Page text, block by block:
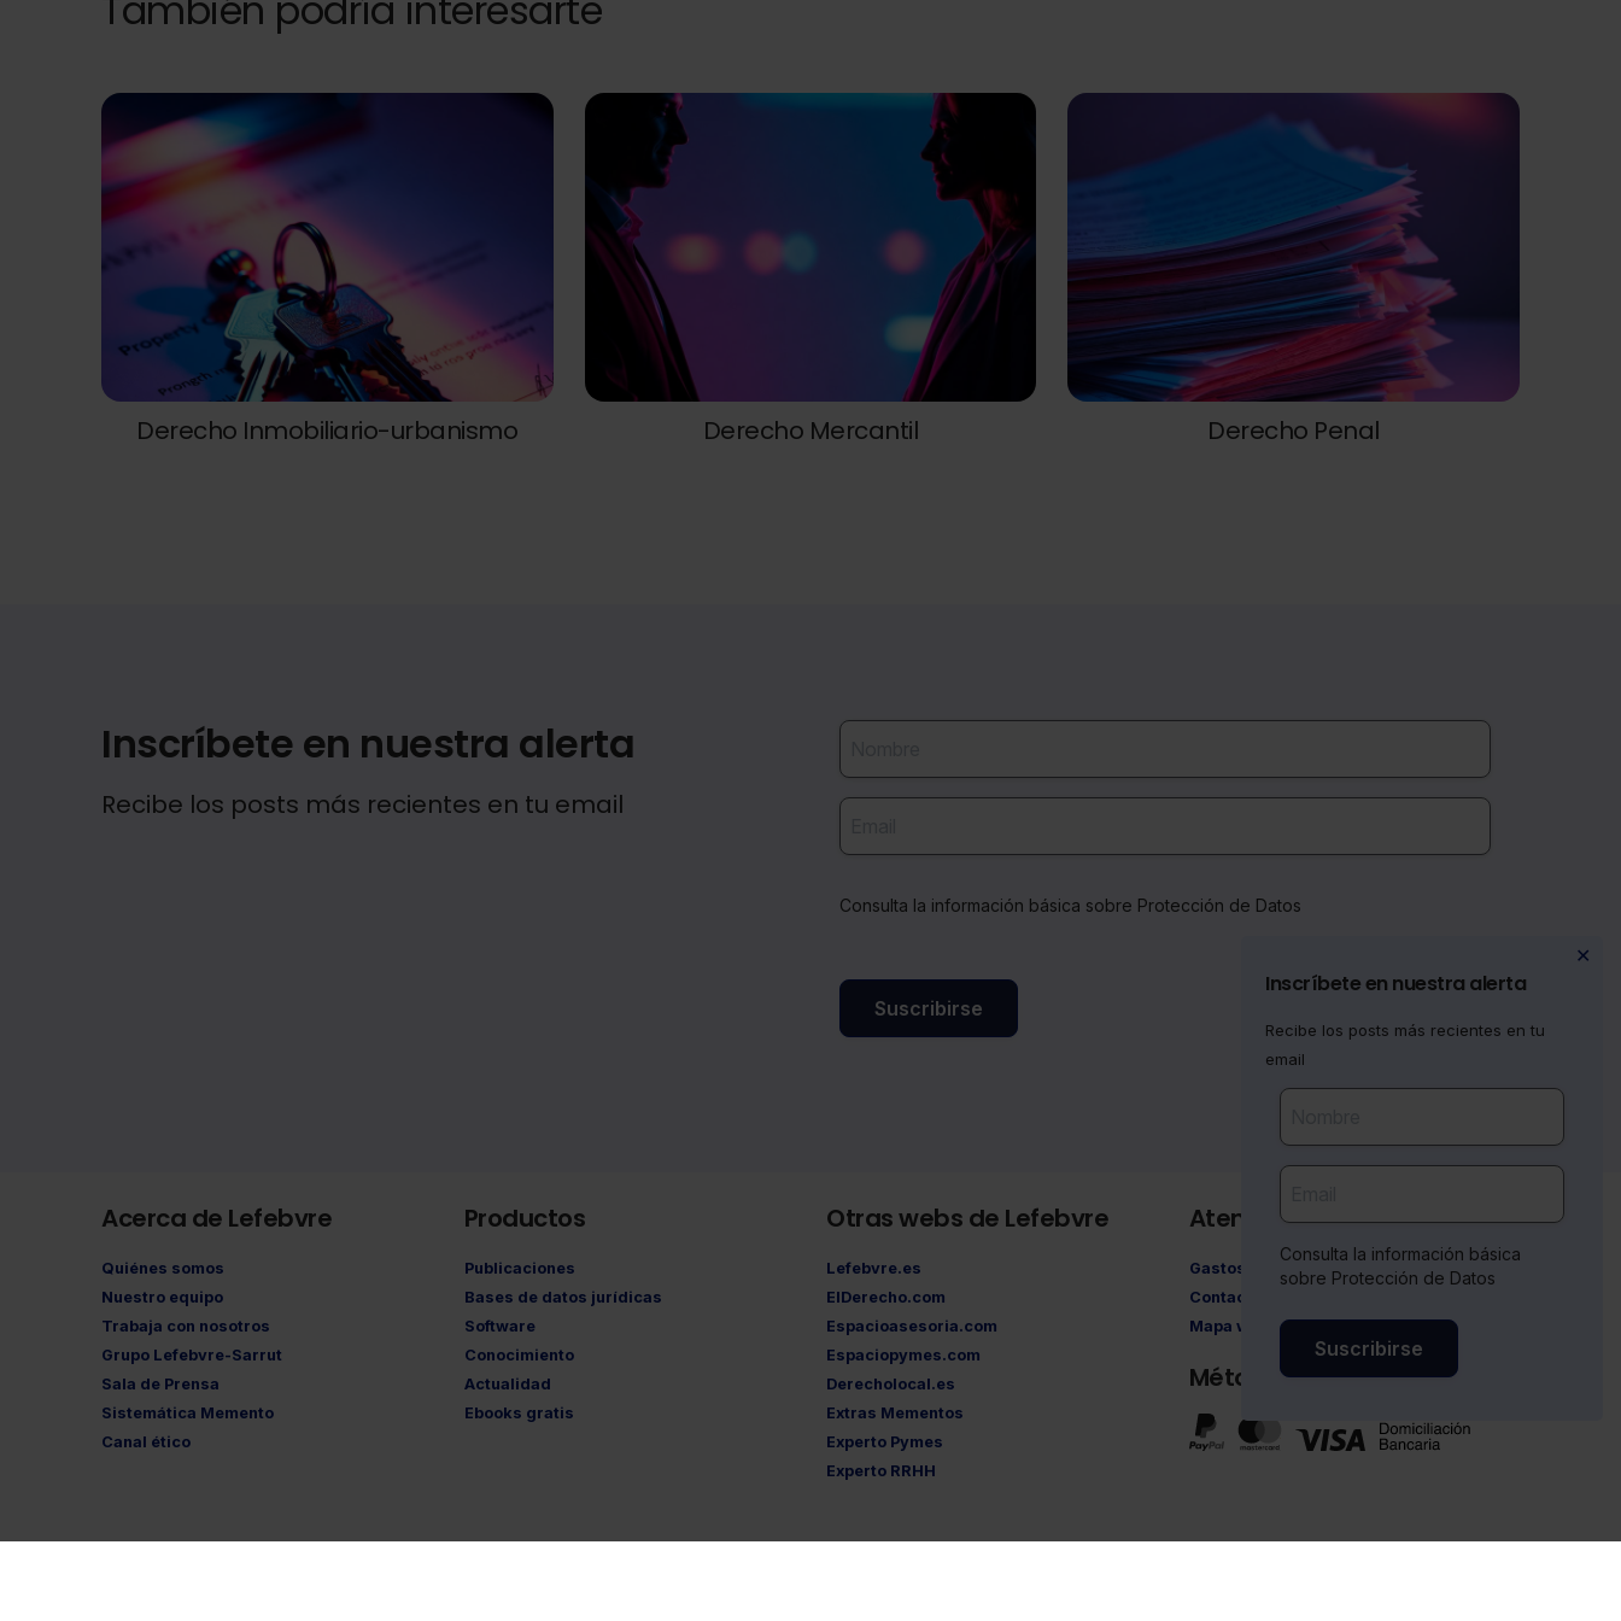
Derecho Inmobiliario-urbanismo Derecho Mercantil Derecho Penal
Inscríbete en nuestra alerta
Recibe los posts más recientes en tu email
Consulta la información básica sobre Protección de Datos
Suscribirse
✕
Inscríbete en nuestra alerta
Recibe los posts más recientes en tu
email
Consulta la información básica
sobre Protección de Datos
Suscribirse
Acerca de Lefebvre
Quiénes somos
Nuestro equipo
Trabaja con nosotros
Grupo Lefebvre-Sarrut
Sala de Prensa
Sistemática Memento
Canal ético
Productos
Publicaciones
Bases de datos jurídicas
Software
Conocimiento
Actualidad
Ebooks gratis
Otras webs de Lefebvre
Lefebvre.es
ElDerecho.com
Espacioasesoria.com
Espaciopymes.com
Derecholocal.es
Extras Mementos
Experto Pymes
Experto RRHH
Atención al cliente
Gastos de envío
Contacto
Mapa web
Métodos de pago